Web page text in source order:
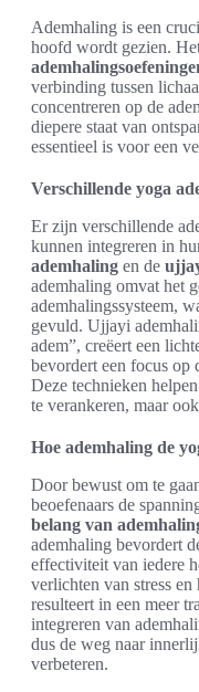
Ademhaling is een
hoofd wordt gezien.
verbinding tussen
concentreren op de
diepere staat van
essentieel is voor een
Verschillende yoga
Er zijn verschillende
kunnen integreren in
ademhaling en de
ademhaling omvat het
ademhalingssysteem,
gevuld. Ujjayi
adem”, creëert een
bevordert een focus op
Deze technieken
te verankeren, maar
Hoe ademhaling de
Door bewust om te
beoefenaars de
belang van
ademhaling bevordert
effectiviteit van iedere
verlichten van stress
resulteert in een meer
integreren van
dus de weg naar
verbeteren.